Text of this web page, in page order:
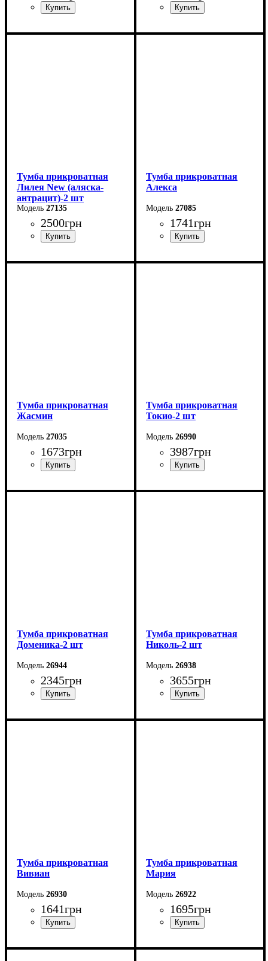
Ширина: 51 см
Ширина: 45,4 см
Тумба прикроватная
Лилея New (аляска-
антрацит)-2 шт
27135
2500грн
Ширина: 45,4 см
Тумба прикроватная
Алекса
27085
1741грн
Ширина: 55 см
Тумба прикроватная
Жасмин
27035
1673грн
Ширина: 50 см
Тумба прикроватная
Токио-2 шт
26990
3987грн
Ширина: 55,2 см
Тумба прикроватная
Доменика-2 шт
26944
2345грн
Ширина: 46,4 см
Тумба прикроватная
Николь-2 шт
26938
3655грн
Ширина: 46 см
Тумба прикроватная
Вивиан
26930
1641грн
Ширина: 55 см
Тумба прикроватная
Мария
26922
1695грн
Ширина: 45,4 см